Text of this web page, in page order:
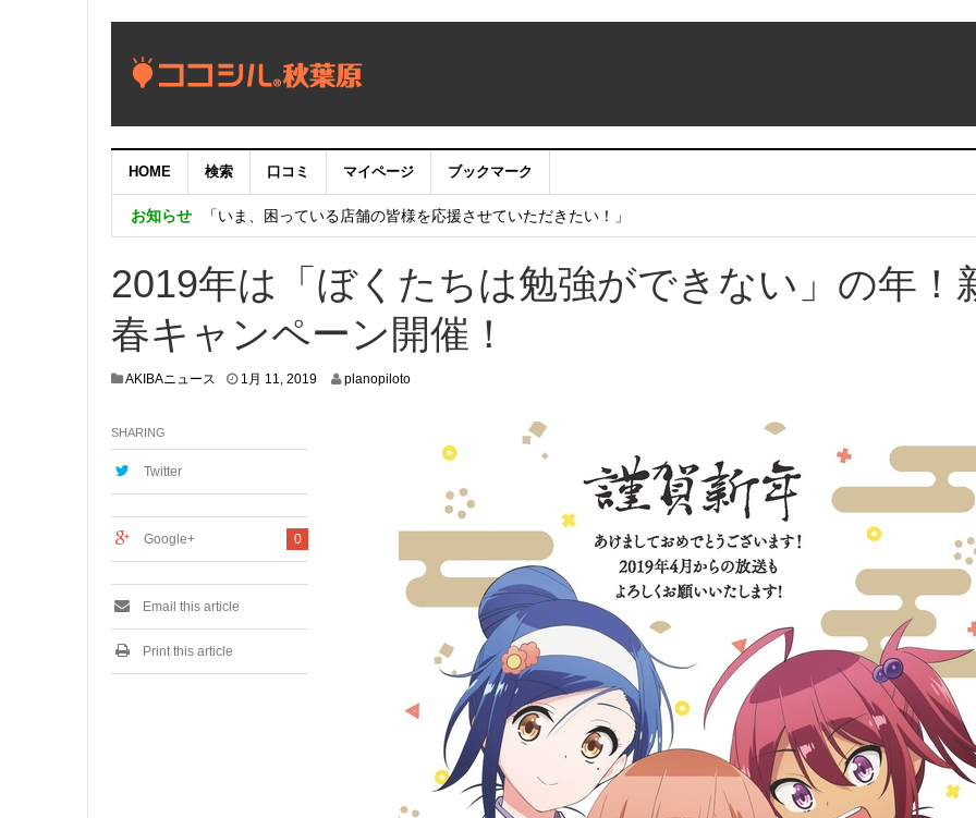
HOME 検索 口コミ マイページ ブックマーク
お知らせ
【秋葉原ワシントンホテル】「Akiba eGaming Room（仮称）」期間限定販売 NTT東日本 ・ NTT e-Sportsとコ
「いま、困っている店舗の皆様を応援させていただきたい！」
2019年は「ぼくたちは勉強ができない」の年！
春キャンペーン開催！
AKIBAニュース 1月 11, 20191
planopiloto
SHARING
Twitter
0
Google+
Email this article
Print this article